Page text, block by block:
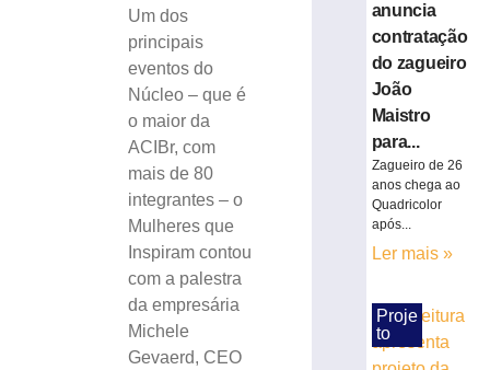
Um dos
principais
eventos do
Núcleo – que é
o maior da
ACIBr, com
mais de 80
integrantes – o
Mulheres que
Inspiram contou
com a palestra
da empresária
Michele
Gevaerd, CEO
Trecho
Avenida
Arno
Carlos
terá
interdição
nesta
sexta-
feira
agosto
anuncia
contratação
do zagueiro
João
Maistro
para...
Zagueiro de 26
anos chega ao
Quadricolor
após...
Ler mais »
Proje
to